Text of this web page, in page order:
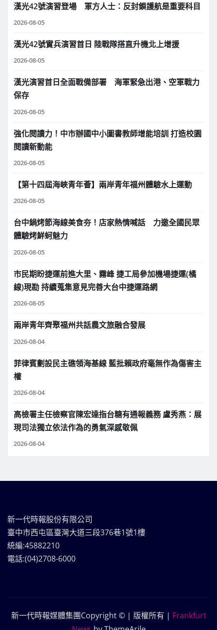
漢光42號演習登場 軍方人士：反封鎖護航是重要科目
2026-08-05
漢光42號實兵演習首日 陸戰隊搭直升機北上增援
2026-08-05
漢光演習首日全面戰備部署 海軍緊急出港、空軍戰力
保存
2026-08-05
強化閱讀力！中市辦國中小圖書教師增能培訓 打造校園
閱讀新動能
2026-08-05
【第十四屆海峽青年薈】兩岸青年福州體驗水上運動
2026-08-05
台中鍋烤節海線美食夯！店家熱情喊話 力邀全國民眾
體驗烤鮮蚵魅力
2026-08-05
市民期盼捷運前進大里、霧峰 捷工局參加機場捷運(橘
線)現勘 持續蒐集意見完善大台中捷運路網
2026-08-05
兩岸青年齊聚福州共話農文旅融合發展
2026-08-04
菲律賓劃設民主礁領海基線 藍批賴政府毫無作為傷害主
權
2026-08-04
高檢署主任檢察官陳宏達指台糖有通報義務 盧秀燕：展
現司法獨立依法作為的勇氣深感敬佩
2026-08-04
新一代時報股份有限公司
臺中市西屯區臺灣大道三段376巷1號1樓
統編:45882210
電話:(04)2708-6000
新一代時報媒體集團Copyright © | 版權所有 | Frankfurt